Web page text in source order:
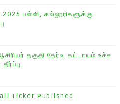
பள்ளி, கல்லூரிகளுக்கு
தகுதி தேர்வு கட்டாயம் உச்ச
Ticket Published